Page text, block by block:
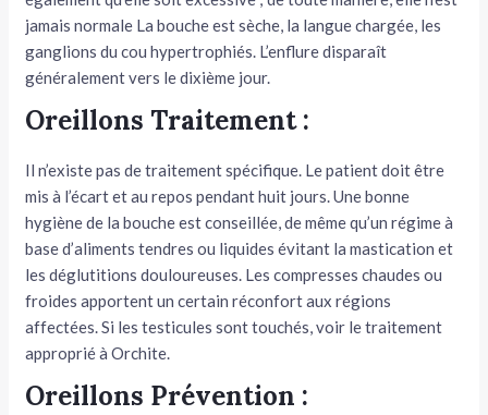
jamais normale La bouche est sèche, la langue chargée, les
ganglions du cou hypertrophiés. L’enflure dispa­raît
généralement vers le dixième jour.
Oreillons Traitement :
Il n’existe pas de traite­ment spécifique. Le patient doit être
mis à l’écart et au repos pendant huit jours. Une bonne
hygiène de la bouche est conseillée, de même qu’un régime à
base d’aliments tendres ou liquides évitant la mastication et
les déglutitions doulou­reuses. Les compresses chaudes ou
froides apportent un certain réconfort aux régions
affectées. Si les testicules sont touchés, voir le traitement
appro­prié à Orchite.
Oreillons Prévention :